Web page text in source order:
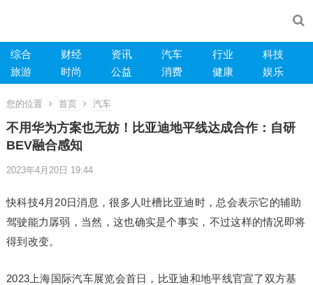
综合 财经 资讯 汽车 行业
科技
旅游
时尚 公益 消费 健康 娱乐
您的位置 首页 汽车
不用华为方案也无妨！比亚迪地平线达成合作：自研
BEV融合感知
2023年4月20日 19:44
快科技4月20日消息，很多人吐槽比亚迪时，总会表示它的辅助
驾驶能力孱弱，当然，这也确实是个事实，不过这样的情况即将
得到改变。
2023上海国际汽车展览会首日，比亚迪和地平线官宣了双方基